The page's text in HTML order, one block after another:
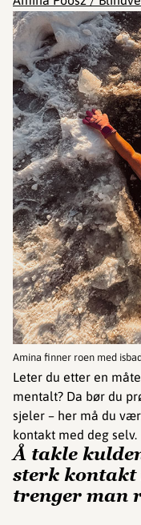
Amina finner roen med
Leter du etter en
mentalt? Da bør du
sjeler – her må du
kontakt med deg selv.
Å takle
sterk kontakt
trenger man